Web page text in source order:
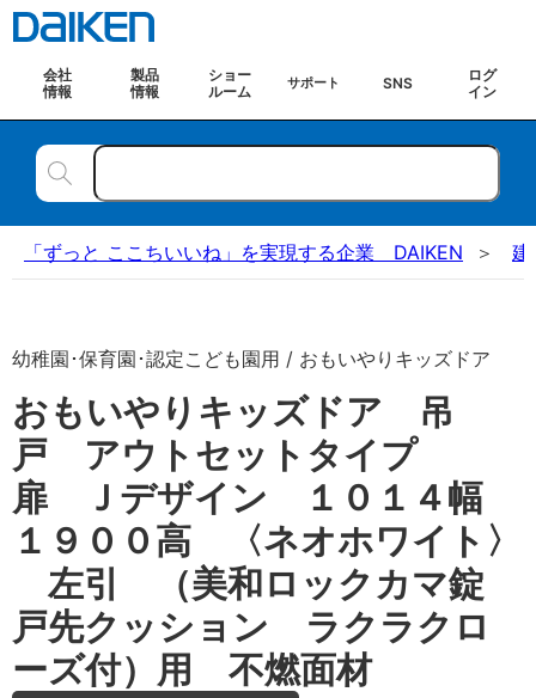
会社
情報
製品
情報
ショー
ルーム
サポート SNS
ログ
イン
「ずっと ここちいいね」を実現する企業 DAIKEN 建
幼稚園･保育園･認定こども園用 / おもいやりキッズドア
おもいやりキッズドア 吊
戸 アウトセットタイプ
扉 Ｊデザイン １０１４幅
１９００高 〈ネオホワイト〉
左引 （美和ロックカマ錠
戸先クッション ラクラクロ
ーズ付）用 不燃面材